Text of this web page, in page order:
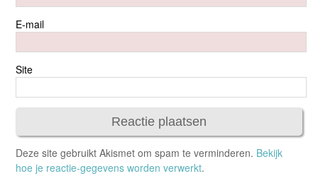
E-mail
Site
Deze site gebruikt Akismet om spam te verminderen. Bekijk
hoe je reactie-gegevens worden verwerkt.